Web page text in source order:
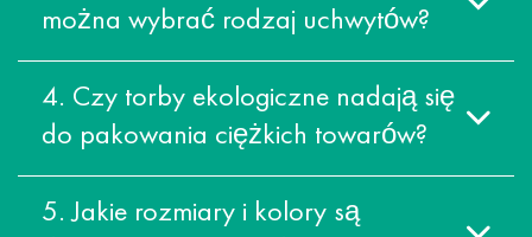
można wybrać rodzaj uchwytów?
4. Czy torby ekologiczne nadają się
do pakowania ciężkich towarów?
5. Jakie rozmiary i kolory są